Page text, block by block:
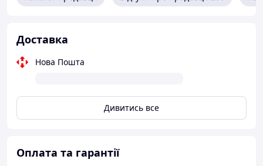
багатодротовий: 16,0 мм2
Доставка
Нова Пошта
Дивитись все
Оплата та гарантії